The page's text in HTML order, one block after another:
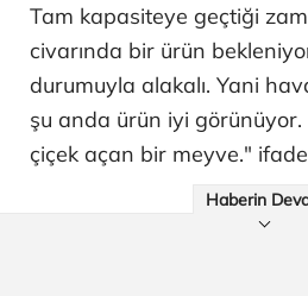
Tam kapasiteye geçtiği
civarında bir ürün
durumuyla alakalı. Yani
şu anda ürün iyi görünüyor.
çiçek açan bir meyve."
Haberin